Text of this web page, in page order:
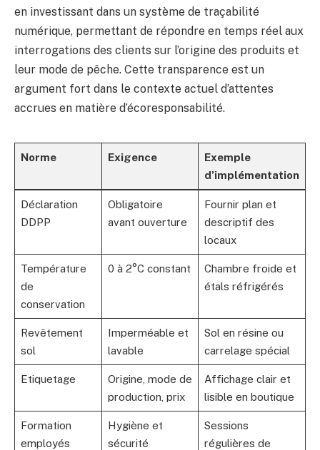
en investissant dans un système de traçabilité
numérique, permettant de répondre en temps réel aux
interrogations des clients sur l’origine des produits et
leur mode de pêche. Cette transparence est un
argument fort dans le contexte actuel d’attentes
accrues en matière d’écoresponsabilité.
Norme Exigence
Exemple
d’implémentation
Déclaration
DDPP
Obligatoire
avant ouverture
Fournir plan et
descriptif des
locaux
Température
de
conservation
0 à 2°C constant
Chambre froide et
étals réfrigérés
Revêtement
sol
Imperméable et
lavable
Sol en résine ou
carrelage spécial
Etiquetage
Origine, mode de
production, prix
Affichage clair et
lisible en boutique
Formation
employés
Hygiène et
sécurité
Sessions
régulières de